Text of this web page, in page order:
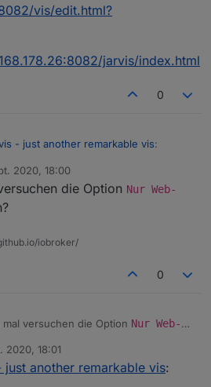
vis/edit.html?
jarvis/index.html
0
- just another remarkable vis:
Web-Adapter mit integriertem
socket.io
Web Adapterkonfiguration
installiert, aber keine Instanz.
via web:
2020, 18:00
die Option Nur Web-
iobroker/
0
mal versuchen die Option Nur Web-
2020, 18:01
just another remarkable vis: